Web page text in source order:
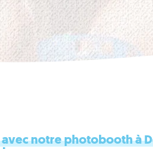
notre photobooth à